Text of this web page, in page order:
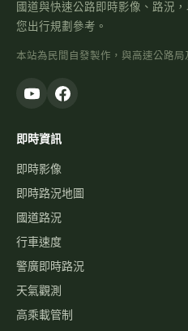
國道與快速公路即時影像、路況
您出行規劃參考。
本站為民間自發製作，與高速公路局
即時資訊
即時影像
即時路況地圖
國道路況
行車速度
警廣即時路況
天氣觀測
高乘載管制